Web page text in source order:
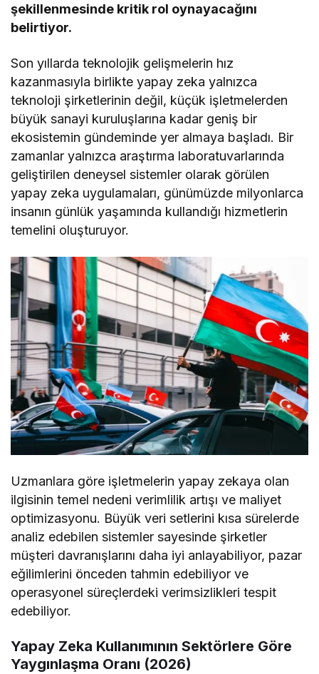
şekillenmesinde kritik rol oynayacağını
belirtiyor.
Son yıllarda teknolojik gelişmelerin hız
kazanmasıyla birlikte yapay zeka yalnızca
teknoloji şirketlerinin değil, küçük işletmelerden
büyük sanayi kuruluşlarına kadar geniş bir
ekosistemin gündeminde yer almaya başladı. Bir
zamanlar yalnızca araştırma laboratuvarlarında
geliştirilen deneysel sistemler olarak görülen
yapay zeka uygulamaları, günümüzde milyonlarca
insanın günlük yaşamında kullandığı hizmetlerin
temelini oluşturuyor.
Uzmanlara göre işletmelerin yapay zekaya olan
ilgisinin temel nedeni verimlilik artışı ve maliyet
optimizasyonu. Büyük veri setlerini kısa sürelerde
analiz edebilen sistemler sayesinde şirketler
müşteri davranışlarını daha iyi anlayabiliyor, pazar
eğilimlerini önceden tahmin edebiliyor ve
operasyonel süreçlerdeki verimsizlikleri tespit
edebiliyor.
Yapay Zeka Kullanımının Sektörlere Göre
Yaygınlaşma Oranı (2026)